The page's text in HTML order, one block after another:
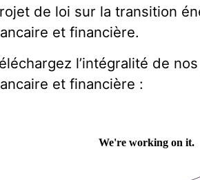
de loi sur la transition
et financière.
l’intégralité de
et financière :